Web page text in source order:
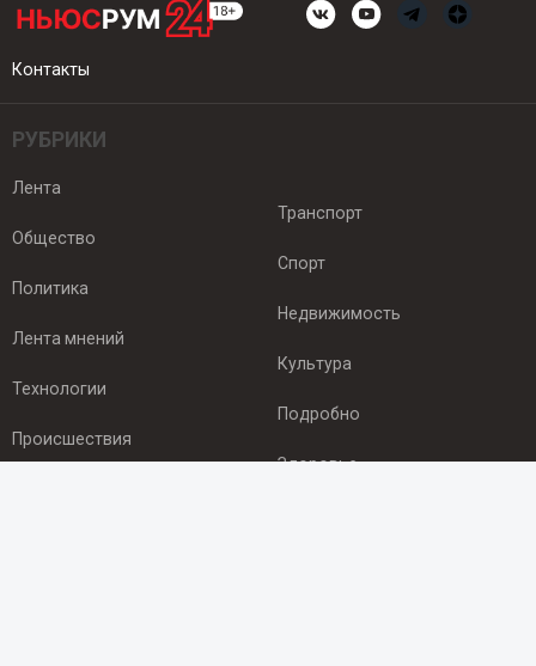
Контакты
РУБРИКИ
Лента
Общество
Политика
Лента мнений
Технологии
Происшествия
Транспорт
Спорт
Недвижимость
Культура
Подробно
Здоровье